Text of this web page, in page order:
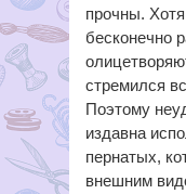
прочны.
бесконечно
стремился
Поэтому
издавна
пернатых,
внешним